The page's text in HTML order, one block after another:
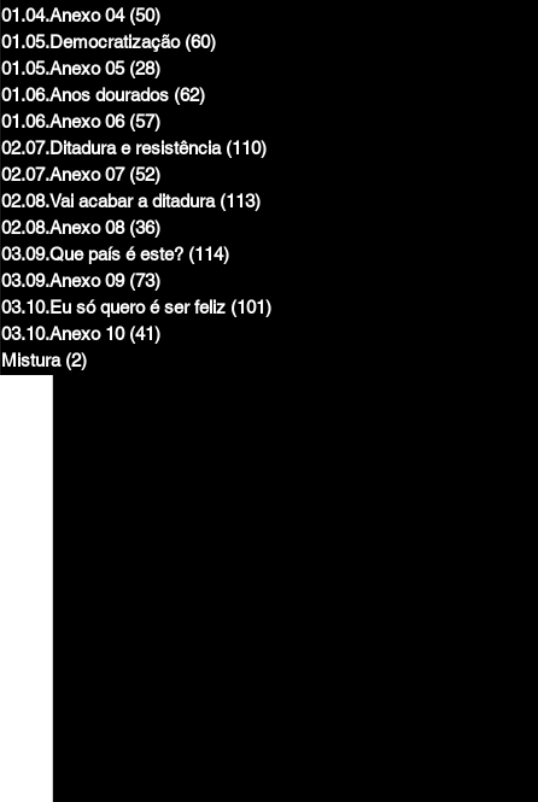
01.04.Anexo 04 (50)
01.05.Democratização (60)
01.05.Anexo 05 (28)
01.06.Anos dourados (62)
01.06.Anexo 06 (57)
02.07.Ditadura e resistência (110)
02.07.Anexo 07 (52)
02.08.Vai acabar a ditadura (113)
02.08.Anexo 08 (36)
03.09.Que país é este? (114)
03.09.Anexo 09 (73)
03.10.Eu só quero é ser feliz (101)
03.10.Anexo 10 (41)
Mistura (2)